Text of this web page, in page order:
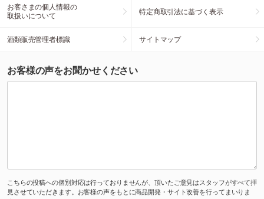
お客さまの個人情報の
取扱いについて
特定商取引法に基づく表示
酒類販売管理者標識 サイトマップ
お客様の声をお聞かせください
こちらの投稿への個別対応は行っておりませんが、頂いたご意見はスタッフがすべて拝
見させていただきます。お客様の声をもとに商品開発・サイト改善を行ってまいりま